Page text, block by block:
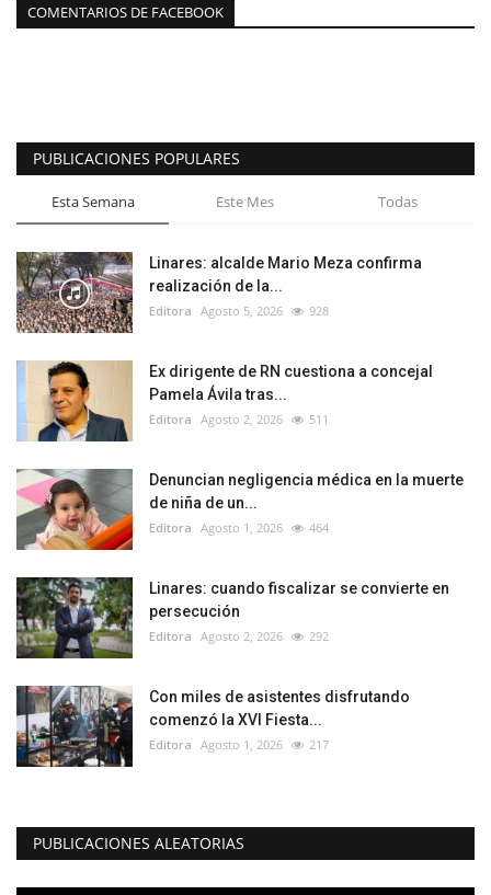
COMENTARIOS DE FACEBOOK
PUBLICACIONES POPULARES
Esta Semana Este Mes Todas
Linares: alcalde Mario Meza confirma
realización de la...
Editora Agosto 5, 2026 928
Ex dirigente de RN cuestiona a concejal
Pamela Ávila tras...
Editora Agosto 2, 2026 511
Denuncian negligencia médica en la muerte
de niña de un...
Editora Agosto 1, 2026 464
Linares: cuando fiscalizar se convierte en
persecución
Editora Agosto 2, 2026 292
Con miles de asistentes disfrutando
comenzó la XVI Fiesta...
Editora Agosto 1, 2026 217
PUBLICACIONES ALEATORIAS